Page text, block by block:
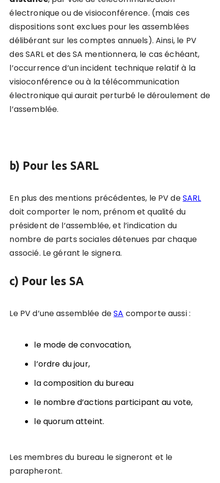
électronique ou de visioconférence. (mais ces
dispositions sont exclues pour les assemblées
délibérant sur les comptes annuels). Ainsi, le PV
des SARL et des SA mentionnera, le cas échéant,
l’occurrence d’un incident technique relatif à la
visioconférence ou à la télécommunication
électronique qui aurait perturbé le déroulement de
l’assemblée.
b) Pour les SARL
En plus des mentions précédentes, le PV deSARL
doit comporter le nom, prénom et qualité du
président de l’assemblée, et l’indication du
nombre de parts sociales détenues par chaque
associé. Le gérant le signera.
c) Pour les SA
Le PV d’une assemblée deSA comporte aussi :
le mode de convocation,
l’ordre du jour,
la composition du bureau
le nombre d’actions participant au vote,
le quorum atteint.
Les membres du bureau le signeront et le
parapheront.